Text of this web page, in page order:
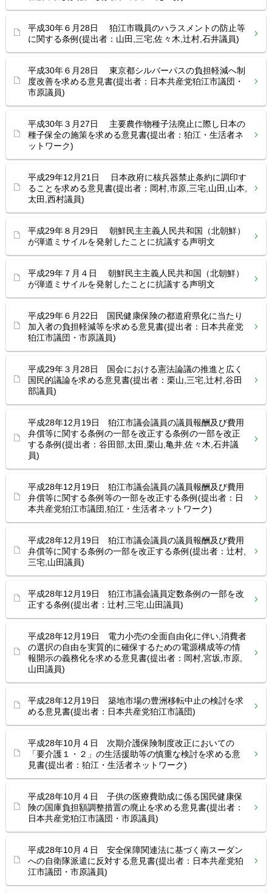
平成30年６月28日 狛江市職員のハラスメントの防止等
に関する条例(提出者：山田,三宅,佐々木,辻村,石井議員)
平成30年６月28日 東京都シルバーパスの負担軽減へ制
度改善を求める意見書(提出者：日本共産党狛江市議団・
市原議員)
平成30年３月27日 主要農作物種子法廃止に際し日本の
種子保全の施策を求める意見書(提出者：狛江・生活者ネ
ットワーク)
平成29年12月21日 日本政府に核兵器禁止条約に調印す
ることを求める意見書(提出者：岡村,市原,三宅,山田,山本,
太田,西村議員)
平成29年８月29日 朝鮮民主主義人民共和国（北朝鮮）
が弾道ミサイルを発射したことに抗議する声明文
平成29年７月４日 朝鮮民主主義人民共和国（北朝鮮）
が弾道ミサイルを発射したことに抗議する声明文
平成29年６月22日 国民健康保険の都道府県化に当たり
加入者の負担軽減等を求める意見書(提出者：日本共産党
狛江市議団・市原議員)
平成29年３月28日 国会における憲法論議の推進と広く
国民的議論を求める意見書(提出者：栗山,三宅,辻村,谷田
部議員)
平成28年12月19日 狛江市議会議員の議員報酬及び費用
弁償等に関する条例の一部を改正する条例の一部を改正
する条例(提出者：谷田部,太田,栗山,亀井,佐々木,石井議
員)
平成28年12月19日 狛江市議会議員の議員報酬及び費用
弁償等に関する条例等の一部を改正する条例(提出者：日
本共産党狛江市議団,狛江・生活者ネットワーク)
平成28年12月19日 狛江市議会議員の議員報酬及び費用
弁償等に関する条例の一部を改正する条例(提出者：辻村,
三宅,山田議員)
平成28年12月19日 狛江市議会議員定数条例の一部を改
正する条例(提出者：辻村,三宅,山田議員)
平成28年12月19日 電力小売の全面自由化に伴い,消費者
の選択の自由を実質的に確保するための電源構成等の情
報開示の義務化を求める意見書(提出者：岡村,宮坂,市原,
山田議員)
平成28年12月19日 築地市場の豊洲移転中止の検討を求
める意見書(提出者：日本共産党狛江市議団)
平成28年10月４日 次期介護保険制度改正においての
「要介護１・２」の生活援助等の慎重な検討を求める意
見書(提出者：狛江・生活者ネットワーク)
平成28年10月４日 子供の医療費助成に係る国民健康保
険の国庫負担額調整措置の廃止を求める意見書(提出者：
日本共産党狛江市議団・市原議員)
平成28年10月４日 安全保障関連法に基づく南スーダン
への自衛隊派遣に反対する意見書(提出者：日本共産党狛
江市議団・市原議員)